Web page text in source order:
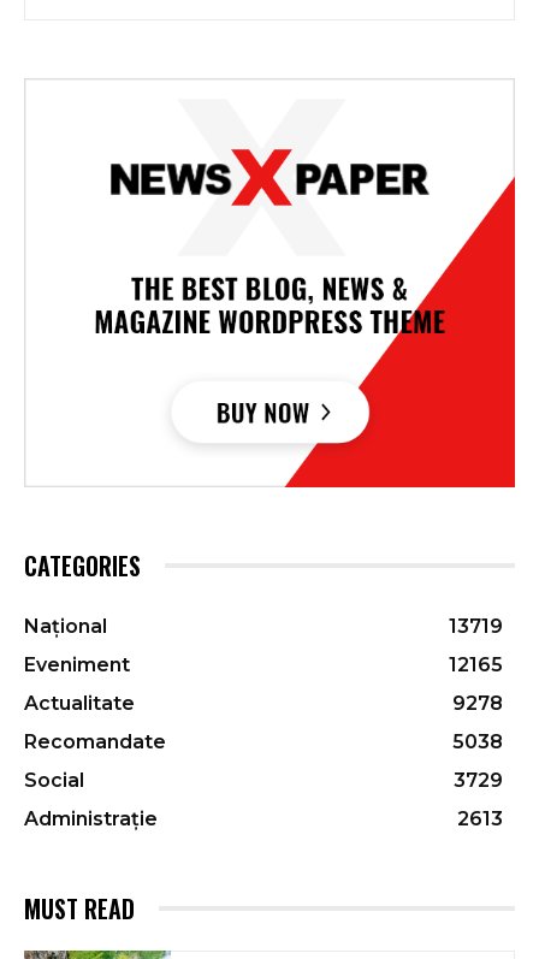
CATEGORIES
Național
13719
Eveniment
12165
Actualitate
9278
Recomandate
5038
Social
3729
Administrație
2613
MUST READ